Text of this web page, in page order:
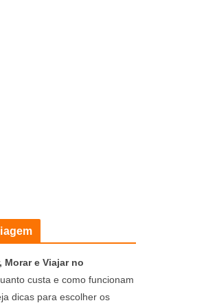
Morar e Viajar no
custa e como funcionam
dicas para escolher os